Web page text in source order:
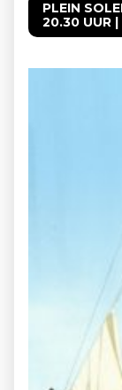
PLEIN
20.30 UUR |